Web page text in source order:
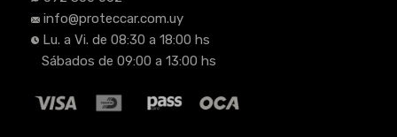
info@proteccar.com.uy
Lu. a Vi. de 08:30 a 18:00 hs
Sábados de 09:00 a 13:00 hs